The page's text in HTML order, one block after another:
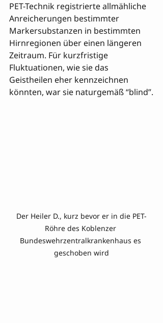
PET-Technik registrierte allmähliche
Anreicherungen bestimmter
Markersubstanzen in bestimmten
Hirnregionen über einen längeren
Zeitraum. Für kurzfristige
Fluktuationen, wie sie das
Geistheilen eher kennzeichnen
könnten, war sie naturgemäß “blind”.
Der Heiler D., kurz bevor er in die PET-
Röhre des Koblenzer
Bundeswehrzentralkrankenhaus es
geschoben wird